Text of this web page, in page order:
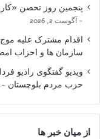
پنجمین روز تحصن
آگوست 2, 2026
اقدام مشترک علیه
سازمان ها و احزاب
ویدیو گفتگوی رادیو
حزب مردم بلوچستان
از میان خبر ها